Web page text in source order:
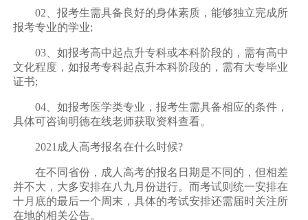
02、报考生需具备良好的身体素质，能够独立完成所
报考专业的学业;
03、如报考高中起点升专科或本科阶段的，需有高中
文化程度，如报考专科起点升本科阶段的，需有大专毕业
证书;
04、如报考医学类专业，报考生需具备相应的条件，
具体可咨询明德在线老师获取资料查看。
2021成人高考报名在什么时候?
在不同省份，成人高考的报名日期是不同的，但相差
并不大，大多安排在八九月份进行。而考试则统一安排在
十月底的最后一个周末，具体的考试安排还需届时关注所
在地的相关公告。